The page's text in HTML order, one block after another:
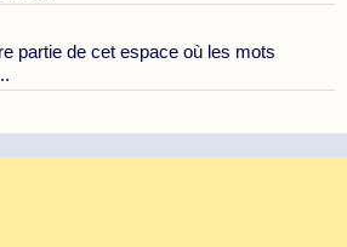
partie de cet espace où les mots